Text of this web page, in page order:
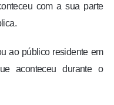
com a sua parte
ao público residente em
aconteceu durante o